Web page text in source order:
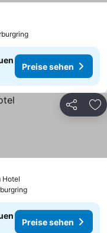
Preise sehen
Teilen
Hotel
Preise sehen